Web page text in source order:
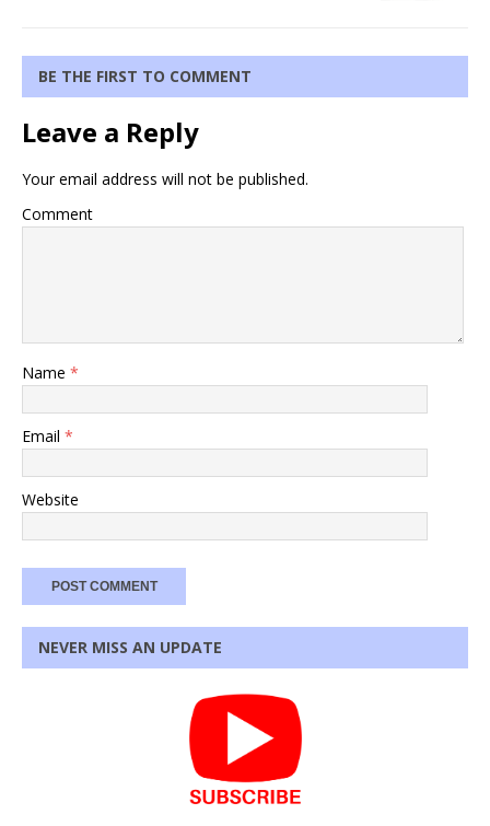
BE THE FIRST TO COMMENT
Leave a Reply
Your email address will not be published.
Comment
Name *
Email *
Website
NEVER MISS AN UPDATE